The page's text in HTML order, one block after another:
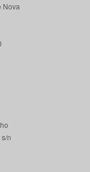
Nova
n